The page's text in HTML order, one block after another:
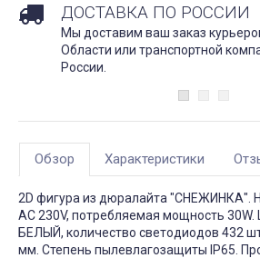
ДОСТАВКА ПО РОССИИ
Мы доставим ваш заказ
Области или транспортной
России.
Обзор Характеристики
2D фигура из дюралайта "СНЕЖИНКА".
AC 230V, потребляемая мощность
БЕЛЫЙ, количество светодиодов 432
мм. Степень пылевлагозащиты IP65.